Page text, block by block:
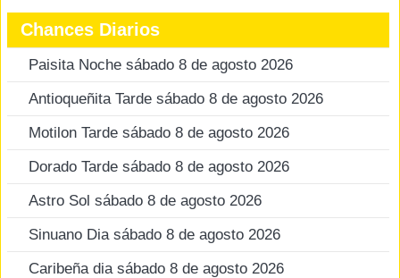
Chances Diarios
Paisita Noche sábado 8 de agosto 2026
Antioqueñita Tarde sábado 8 de agosto 2026
Motilon Tarde sábado 8 de agosto 2026
Dorado Tarde sábado 8 de agosto 2026
Astro Sol sábado 8 de agosto 2026
Sinuano Dia sábado 8 de agosto 2026
Caribeña dia sábado 8 de agosto 2026